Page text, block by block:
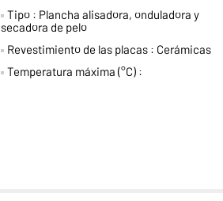
Tipo : Plancha alisadora, onduladora y
secadora de pelo
Revestimiento de las placas : Cerámicas
Temperatura máxima (°C) :